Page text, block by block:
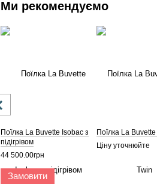
Ми рекомендуємо
Поїлка La Buvette Isobac з
підігрівом
44 500.00грн
Замовити
Поїлка La
Ціну уточнюйте